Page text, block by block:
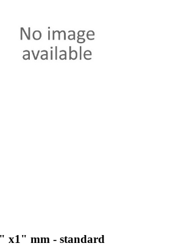
x1" mm - standard